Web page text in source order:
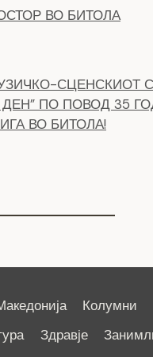
ПО ПОВОД 35
ВО БИТОЛА!
ДВЕ УЛИЦИ КАЈ
Колумни
Здравје